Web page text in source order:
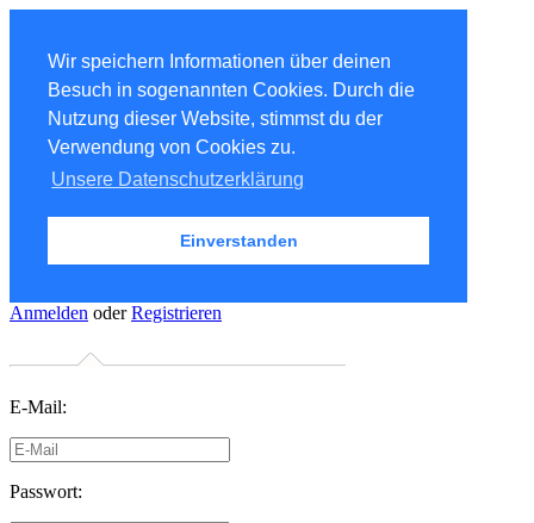
Wir speichern Informationen über deinen
Besuch in sogenannten Cookies. Durch die
Nutzung dieser Website, stimmst du der
Verwendung von Cookies zu.
Unsere Datenschutzerklärung
Einverstanden
Anmelden oder Registrieren
E-Mail:
Passwort: